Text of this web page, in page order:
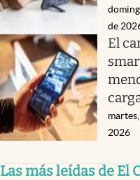
de
El
2026
Las más leídas de El